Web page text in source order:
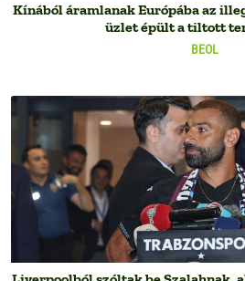
BEOL
Kínából áramlanak Európába az
üzlet épült a tiltott